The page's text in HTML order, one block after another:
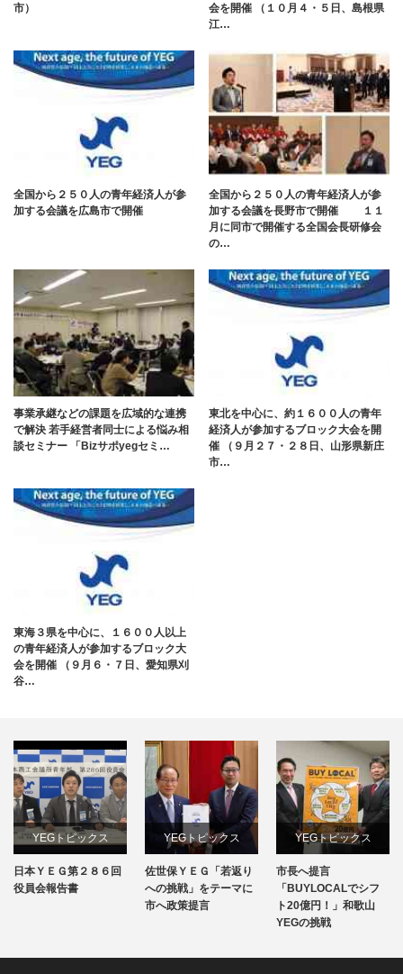
市）
会を開催 （１０月４・５日、島根県
江…
全国から２５０人の青年経済人が参
加する会議を広島市で開催
全国から２５０人の青年経済人が参
加する会議を⾧野市で開催 １１
月に同市で開催する全国会⾧研修会
の…
事業承継などの課題を広域的な連携
で解決 若手経営者同士による悩み相
談セミナー 「Bizサポyegセミ…
東北を中心に、約１６００人の青年
経済人が参加するブロック大会を開
催 （９月２７・２８日、山形県新庄
市…
東海３県を中心に、１６００人以上
の青年経済人が参加するブロック大
会を開催 （９月６・７日、愛知県刈
谷…
YEGトピックス
日本YEG事業
日本ＹＥＧ第２８６回
役員会報告書
YEGトピックス
メディア掲載情報
佐世保ＹＥＧ「若返り
への挑戦」をテーマに
市へ政策提言
YEGトピックス
メディア掲載情報
地域のYEG情報
市長へ提言
「BUYLOCALでシフ
ト20億円！」和歌山
YEGの挑戦